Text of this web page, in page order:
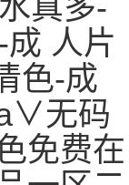
真多-
人片
色-成
无码
免费在